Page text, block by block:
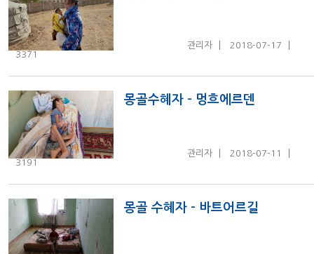
관리자
2018-07-17
3371
몽골수혜자 - 멍흐에르덴
관리자
2018-07-11
3191
몽골 수혜자 - 바트어르길